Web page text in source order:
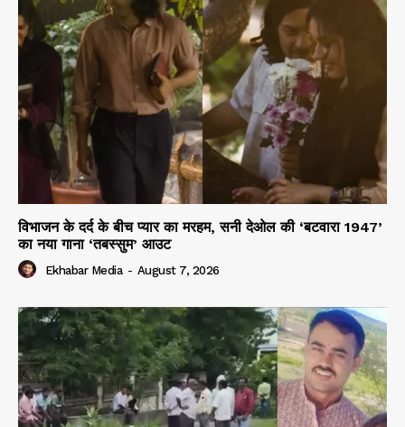
विभाजन के दर्द के बीच प्यार का मरहम, सनी देओल की ‘बटवारा 1947’
का नया गाना ‘तबस्सुम’ आउट
Ekhabar Media - August 7, 2026